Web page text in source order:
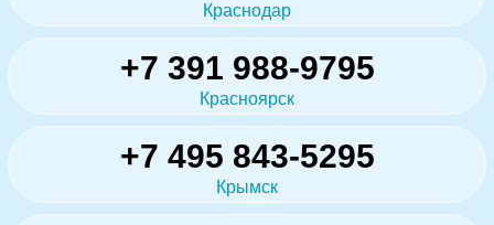
Краснодар
+7 391 988-9795
Красноярск
+7 495 843-5295
Крымск